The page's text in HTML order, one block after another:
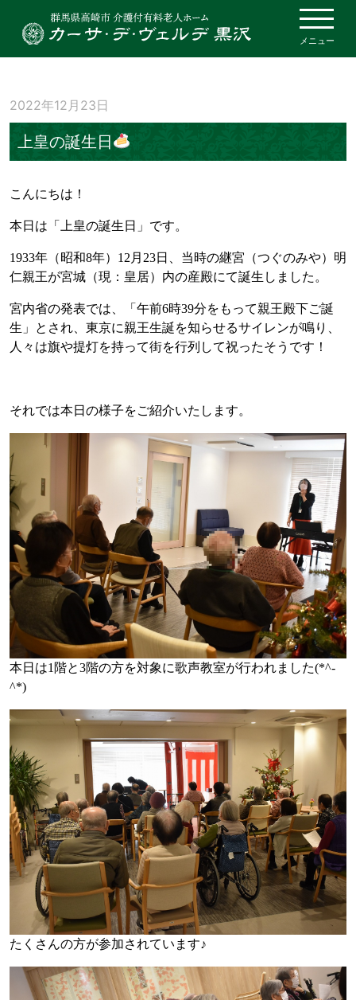
メニュー
2022年12月23日
上皇の誕生日
こんにちは！
本日は「上皇の誕生日」です。
1933年（昭和8年）12月23日、当時の継宮（つぐのみや）明
仁親王が宮城（現：皇居）内の産殿にて誕生しました。
宮内省の発表では、「午前6時39分をもって親王殿下ご誕
生」とされ、東京に親王生誕を知らせるサイレンが鳴り、
人々は旗や提灯を持って街を行列して祝ったそうです！
それでは本日の様子をご紹介いたします。
本日は1階と3階の方を対象に歌声教室が行われました(*^-
^*)
たくさんの方が参加されています♪